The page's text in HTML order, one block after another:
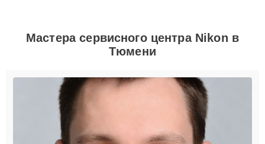
Мастера сервисного центра Nikon в
Тюмени